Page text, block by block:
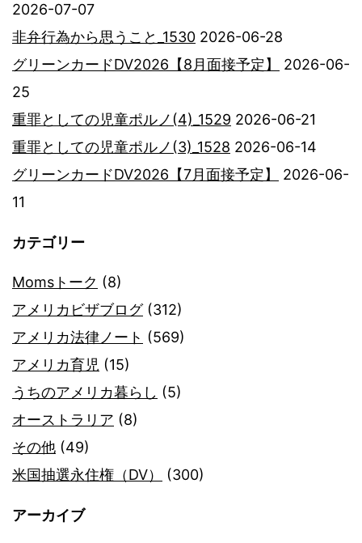
2026-07-07
非弁行為から思うこと_1530 2026-06-28
グリーンカードDV2026【8月面接予定】
2026-06-
25
重罪としての児童ポルノ(4)_1529 2026-06-21
重罪としての児童ポルノ(3)_1528 2026-06-14
グリーンカードDV2026【7月面接予定】
2026-06-
11
カテゴリー
Momsトーク (8)
アメリカビザブログ(312)
アメリカ法律ノート (569)
アメリカ育児 (15)
うちのアメリカ暮らし (5)
オーストラリア (8)
その他 (49)
米国抽選永住権（DV）
(300)
アーカイブ